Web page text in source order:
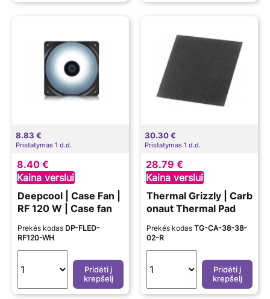
8.83 €
Pristatymas 1 d.d.
8.40 €
Kaina verslui
Deepcool | Case Fan |
RF 120 W | Case fan
Prekės kodas DP-FLED-
RF120-WH
Pridėti į
krepšelį
30.30 €
Pristatymas 1 d.d.
28.79 €
Kaina verslui
Thermal Grizzly | Carb
onaut Thermal Pad
Prekės kodas TG-CA-38-38-
02-R
Pridėti į
krepšelį